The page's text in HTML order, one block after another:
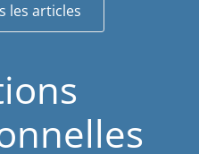
les articles